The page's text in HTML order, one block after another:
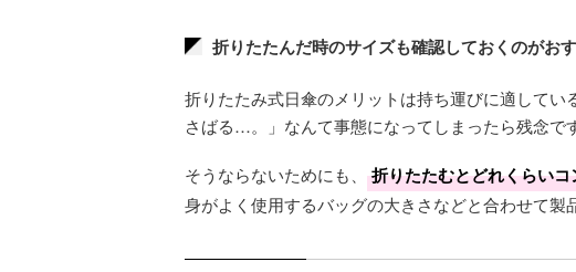
折りたたんだ時のサイズも確認しておくのがお
折りたたみ式日傘のメリットは持ち運びに適して
さばる…。」なんて事態になってしまったら残念で
そうならないためにも、 折りたたむとどれくらい
身がよく使用するバッグの大きさなどと合わせて製